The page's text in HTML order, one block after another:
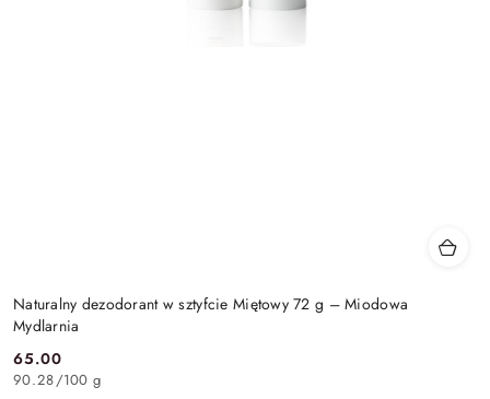
Naturalny dezodorant w sztyfcie Miętowy 72 g – Miodowa
Mydlarnia
Cena:
65.00
90.28/100 g